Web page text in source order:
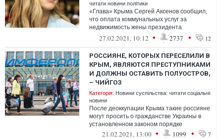
читати новини політики
«Глава» Крыма Сергей Аксенов сообщил,
что оплата коммунальных услуг за
недвижимость жены президента
Украины Владимира Зеленского Елены на
полуострове ...
27.02.2021, 10:12 • 2737 • 12
РОССИЯНЕ, КОТОРЫХ ПЕРЕСЕЛИЛИ В
КРЫМ, ЯВЛЯЮТСЯ ПРЕСТУПНИКАМИ
И ДОЛЖНЫ ОСТАВИТЬ ПОЛУОСТРОВ,
– ЧИЙГОЗ
Категорія: Новини суспільства: читати соціальні
новини
После деоккупации Крыма такие россияне
могут просить о гражданстве Украины в
установленном законом порядке
21.02.2021, 13:00 • 1099 • 7